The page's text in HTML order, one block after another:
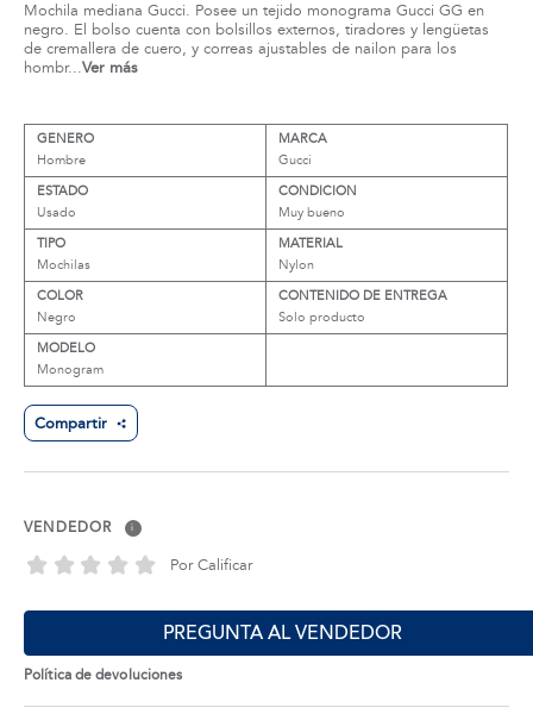
Mochila mediana Gucci. Posee un tejido monograma Gucci GG en
negro. El bolso cuenta con bolsillos externos, tiradores y lengüetas
de cremallera de cuero, y correas ajustables de nailon para los
hombr...Ver más
GENERO
Hombre
MARCA
Gucci
ESTADO
Usado
CONDICION
Muy bueno
TIPO
Mochilas
MATERIAL
Nylon
COLOR
Negro
CONTENIDO DE ENTREGA
Solo producto
MODELO
Monogram
Compartir
VENDEDOR i
Por Calificar
PREGUNTA AL VENDEDOR
Política de devoluciones